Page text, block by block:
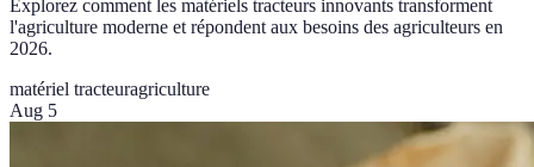
Explorez comment les matériels tracteurs innovants transforment
l'agriculture moderne et répondent aux besoins des agriculteurs en
2026.
matériel tracteuragriculture
Aug 5